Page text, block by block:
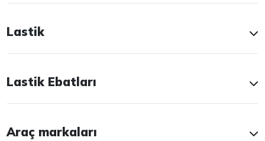
Lastik
Lastik Ebatları
Araç markaları